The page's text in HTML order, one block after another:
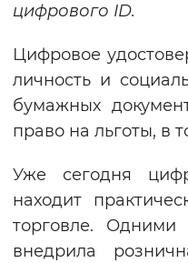
Воспроизвести
Вернуть
цифрового ID.
Цифровое
личность и
бумажных
право на льготы, в
Уже сегодня
находит
торговле. Одними
внедрила